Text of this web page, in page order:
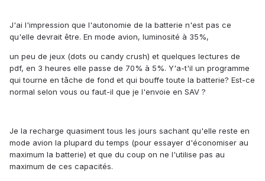
J'ai l'impression que l'autonomie de la batterie n'est pas ce
qu'elle devrait être. En mode avion, luminosité à 35%,
un peu de jeux (dots ou candy crush) et quelques lectures de
pdf, en 3 heures elle passe de 70% à 5%. Y'a-t'il un programme
qui tourne en tâche de fond et qui bouffe toute la batterie? Est-ce
normal selon vous ou faut-il que je l'envoie en SAV ?
Je la recharge quasiment tous les jours sachant qu'elle reste en
mode avion la plupard du temps (pour essayer d'économiser au
maximum la batterie) et que du coup on ne l'utilise pas au
maximum de ces capacités.